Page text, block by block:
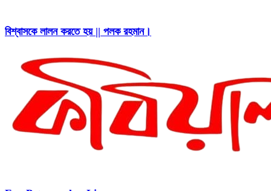
বিশ্বাসকে লালন করতে হয় || পলক রহমান।